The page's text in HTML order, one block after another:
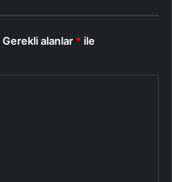
Gerekli alanlar * ile